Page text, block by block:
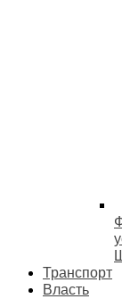
Транспорт
Власть